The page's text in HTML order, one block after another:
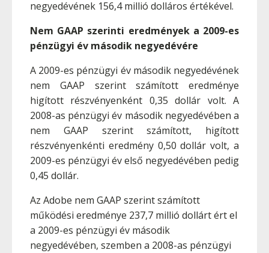
negyedévének 156,4 millió dolláros értékével.
Nem GAAP szerinti eredmények a 2009-es
pénzügyi év második negyedévére
A 2009-es pénzügyi év második negyedévének
nem GAAP szerint számított eredménye
higított részvényenként 0,35 dollár volt. A
2008-as pénzügyi év második negyedévében a
nem GAAP szerint számított, higított
részvényenkénti eredmény 0,50 dollár volt, a
2009-es pénzügyi év első negyedévében pedig
0,45 dollár.
Az Adobe nem GAAP szerint számított
működési eredménye 237,7 millió dollárt ért el
a 2009-es pénzügyi év második
negyedévében, szemben a 2008-as pénzügyi